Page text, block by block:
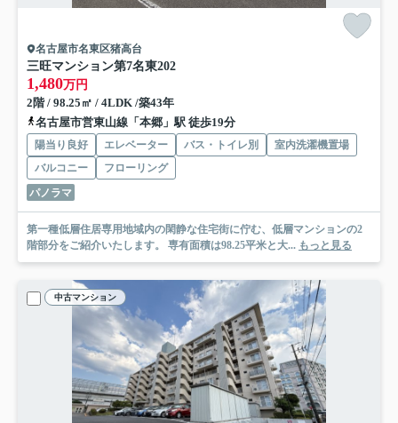
名古屋市名東区猪高台
三旺マンション第7名東202
1,480万円
2階 / 98.25㎡ / 4LDK /築43年
名古屋市営東山線「本郷」駅 徒歩19分
陽当り良好 エレベーター バス・トイレ別
室内洗濯機置場
バルコニー
フローリング
パノラマ
第一種低層住居専用地域内の閑静な住宅街に佇む、低層マンションの2
階部分をご紹介いたします。 専有面積は98.25平米と大... もっと見る
中古マンション